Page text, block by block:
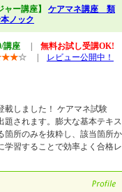
ャー講座】 ケアマネ講座 類
ノック
講座
無料お試し受講OK!
★★☆ レビュー公開中！
しました！ ケアマネ試験
題されます。膨大な基本テキス
箇所のみを抜粋し、該当箇所か
学習することで効率よく合格レ